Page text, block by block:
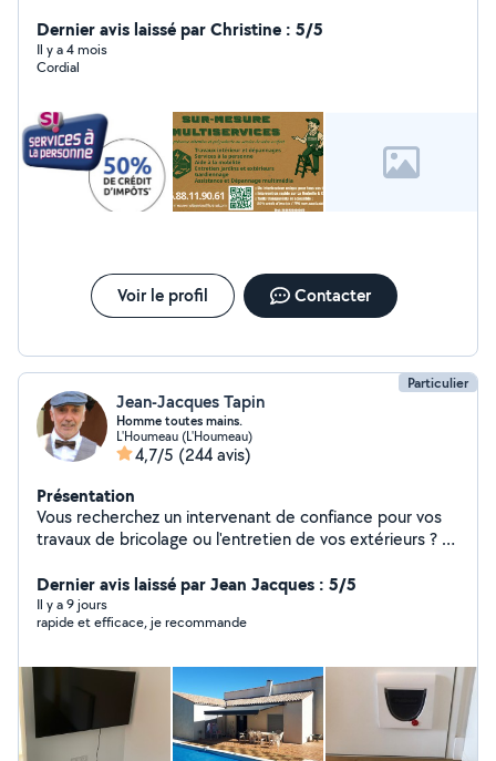
Dernier avis laissé par Christine : 5/5
Il y a 4 mois
Cordial
Voir le profil Contacter
Particulier
Jean-Jacques Tapin
Homme toutes mains.
L'Houmeau (L'Houmeau)
4,7/5 (244 avis)
Présentation
Vous recherchez un intervenant de confiance pour vos
travaux de bricolage ou l'entretien de vos extérieurs ? Je
attention particulière portée aux détails et à la qualité
du travail. Que ce soit pour gagner du temps ou
bénéficier d'un savoir-faire fiable, j'interviens avec
solide et de compétences polyvalentes, je m'engage à
vous fournir un résultat à la hauteur de vos attentes.
N'hésitez pas à me contacter pour échanger sur votre
besoin.
Dernier avis laissé par Jean Jacques : 5/5
Il y a 9 jours
rapide et efficace, je recommande